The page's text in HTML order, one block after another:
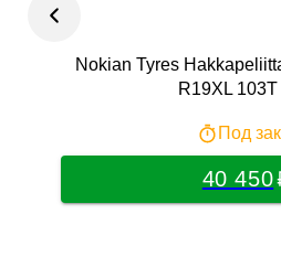
Nokian Tyres
R19XL
Под
40 450